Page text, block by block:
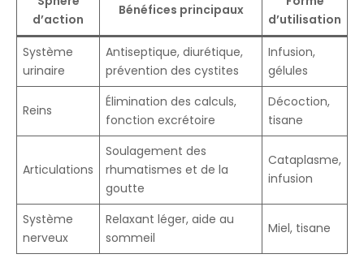
d’action
Bénéfices principaux
d’utilisation
Système
urinaire
Antiseptique, diurétique,
prévention des cystites
Infusion,
gélules
Reins
Élimination des calculs,
fonction excrétoire
Décoction,
tisane
Articulations
Soulagement des
rhumatismes et de la
goutte
Cataplasme,
infusion
Système
nerveux
Relaxant léger, aide au
sommeil
Miel, tisane